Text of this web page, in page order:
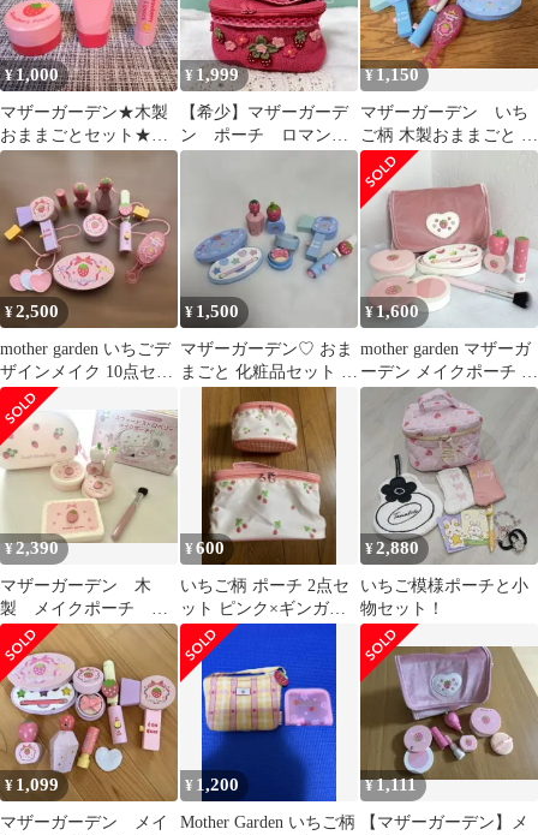
¥1,000
マザーガーデン★木製
おままごとセット★ス
トロベリー★コスメセ
ット★野いちご
¥ 1,999
【希少】マザーガーデ
ン ポーチ ロマンテ
ィックガーデン
¥1,150
マザーガーデン いち
ご柄 木製おままごと メ
イクセット STRA
WRERRY
¥2,500
mother garden いちごデ
ザインメイク 10点セッ
ト
¥ 1,500
マザーガーデン♡ おま
まごと 化粧品セット お
しゃれセット
¥1,600
mother garden マザーガ
ーデン メイクポーチ お
化粧 いちご柄
¥2,390
マザーガーデン 木
製 メイクポーチ い
ちご ピンク
¥600
いちご柄 ポーチ 2点セ
ット ピンク×ギンガム
チェック マザーグー
ス
¥2,880
いちご模様ポーチと小
物セット！
¥ 1,099
マザーガーデン メイ
¥ 1,200
Mother Garden いちご柄
¥1,111
【マザーガーデン】メ